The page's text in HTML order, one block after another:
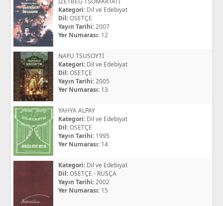
Kategori: Dil ve Edebiyat
Dil:OSETÇE
Yayın Tarihi:2007
Yer Numarası: 12
NAFU TSUSOYTI
Kategori: Dil ve Edebiyat
Dil:OSETÇE
Yayın Tarihi:2005
Yer Numarası: 13
YAHYA ALPAY
Kategori: Dil ve Edebiyat
Dil:OSETÇE
Yayın Tarihi: 1995
Yer Numarası: 14
Kategori: Dil ve Edebiyat
Dil:OSETÇE - RUSÇA
Yayın Tarihi:2002
Yer Numarası: 15